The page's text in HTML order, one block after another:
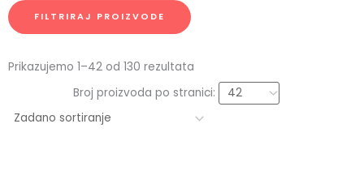
FILTRIRAJ PROIZVODE
Prikazujemo 1–42 od 130 rezultata
Broj proizvoda po stranici: